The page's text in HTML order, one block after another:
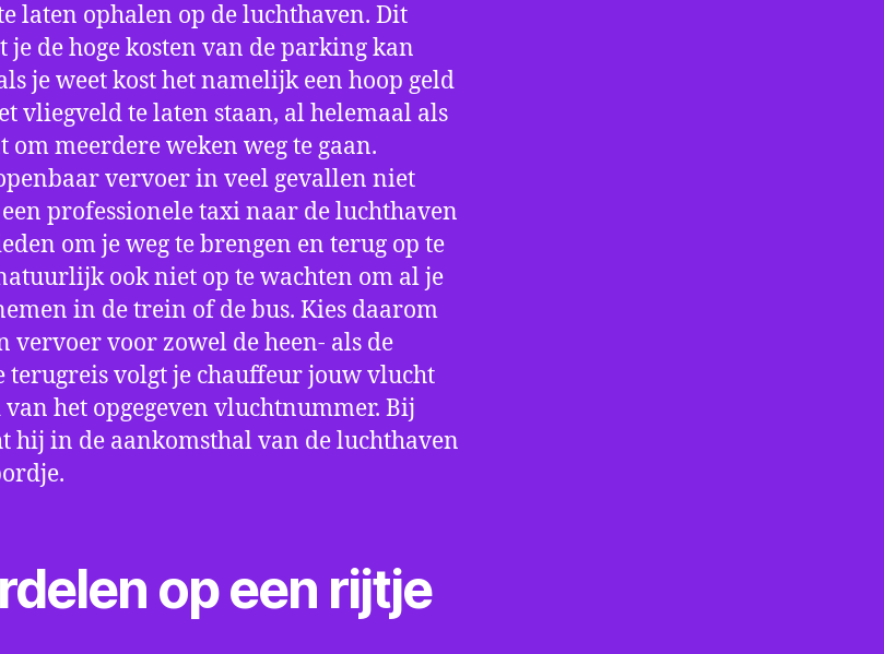
laten ophalen op de luchthaven. Dit
je de hoge kosten van de parking kan
je weet kost het namelijk een hoop geld
vliegveld te laten staan, al helemaal als
om meerdere weken weg te gaan.
vervoer in veel gevallen niet
professionele taxi naar de luchthaven
om je weg te brengen en terug op te
ook niet op te wachten om al je
in de trein of de bus. Kies daarom
vervoer voor zowel de heen- als de
terugreis volgt je chauffeur jouw vlucht
het opgegeven vluchtnummer. Bij
hij in de aankomsthal van de luchthaven
op een rijtje